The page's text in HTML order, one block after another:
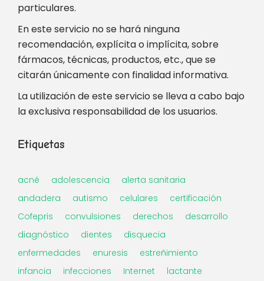
particulares.
En este servicio no se hará ninguna
recomendación, explícita o implícita, sobre
fármacos, técnicas, productos, etc., que se
citarán únicamente con finalidad informativa.
La utilización de este servicio se lleva a cabo bajo
la exclusiva responsabilidad de los usuarios.
Etiquetas
acné adolescencia
alerta sanitaria
andadera
autismo celulares
certificación
Cofepris
convulsiones derechos
desarrollo
diagnóstico
dientes
disquecia
enfermedades
enuresis
estreñimiento
infancia
infecciones Internet
lactante